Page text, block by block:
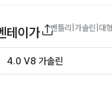
테이가 벤틀리 |가솔린 대